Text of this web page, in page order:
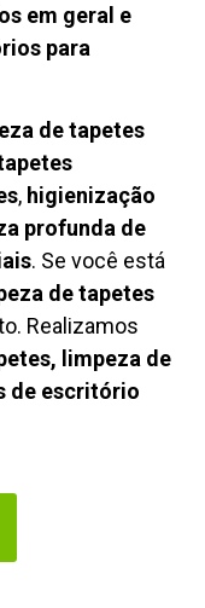
em geral e
para
de tapetes
, higienização
profunda de
. Se você está
de tapetes
Realizamos
limpeza de
de escritório